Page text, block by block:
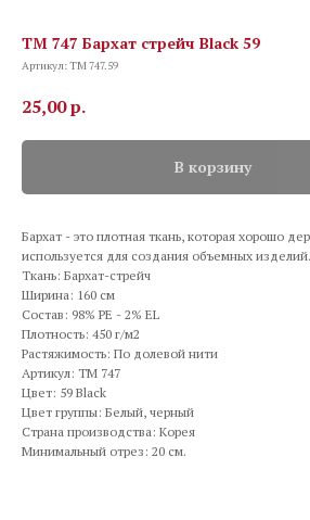
TM 747 Бархат стрейч Black 59
Артикул:TM 747.59
25,00р.
В корзину
Бархат - это плотная ткань, которая хорошо
используется для создания объемных изделий.
Ткань: Бархат-стрейч
Ширина: 160 см
Состав: 98% PE - 2% EL
Плотность: 450 г/м2
Растяжимость: По долевой нити
Артикул: TM 747
Цвет: 59 Black
Цвет группы: Белый, черный
Страна производства: Корея
Минимальный отрез: 20 см.